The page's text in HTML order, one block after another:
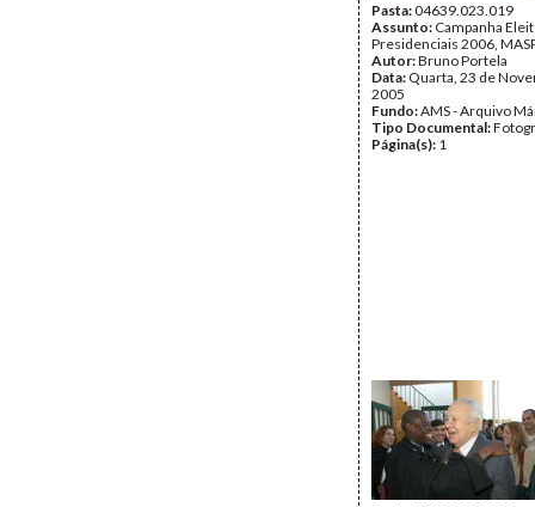
Pasta:04639.023.019
Assunto: Campanha
Presidenciais 2006,
Autor:Bruno Portela
Data: Quarta, 23 de
2005
Fundo:AMS - Arquivo
Tipo Documental:
Página(s): 1